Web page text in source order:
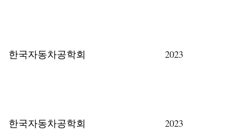
한국자동차공학회 2023
한국자동차공학회 2023